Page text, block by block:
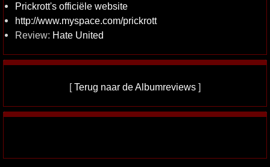
Prickrott's officiële website
http://www.myspace.com/prickrott
Review: Hate United
[Terug naar de Albumreviews ]